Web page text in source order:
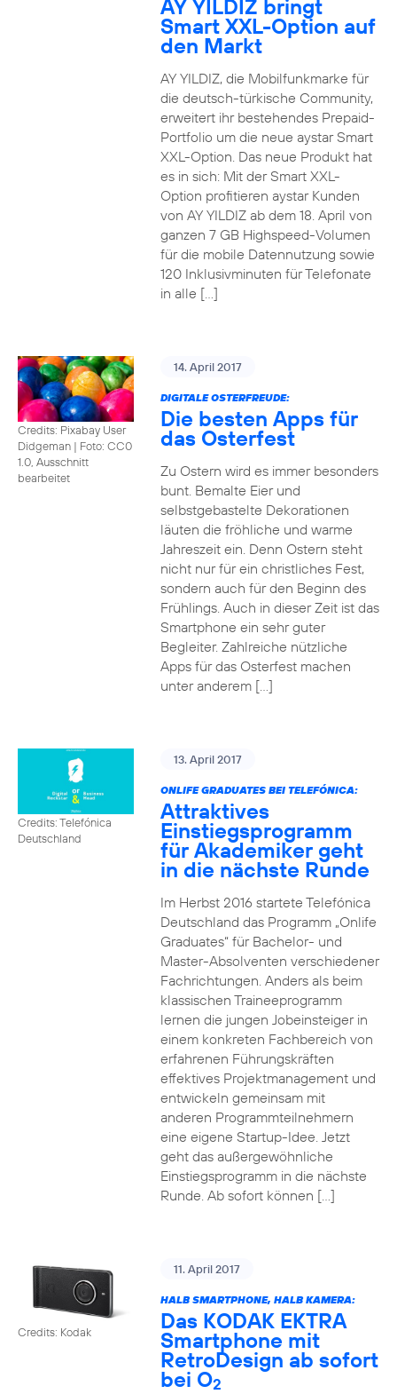
AY YILDIZ bringt
Smart XXL-Option auf
den Markt
AY YILDIZ, die Mobilfunkmarke für
die deutsch-türkische Community,
erweitert ihr bestehendes Prepaid-
Portfolio um die neue aystar Smart
XXL-Option. Das neue Produkt hat
es in sich: Mit der Smart XXL-
Option profitieren aystar Kunden
von AY YILDIZ ab dem 18. April von
ganzen 7 GB Highspeed-Volumen
für die mobile Datennutzung sowie
120 Inklusivminuten für Telefonate
in alle […]
Credits: Pixabay User
Didgeman | Foto: CC0
1.0, Ausschnitt
bearbeitet
14. April 2017
DIGITALE OSTERFREUDE:
Die besten Apps für
das Osterfest
Zu Ostern wird es immer besonders
bunt. Bemalte Eier und
selbstgebastelte Dekorationen
läuten die fröhliche und warme
Jahreszeit ein. Denn Ostern steht
nicht nur für ein christliches Fest,
sondern auch für den Beginn des
Frühlings. Auch in dieser Zeit ist das
Smartphone ein sehr guter
Begleiter. Zahlreiche nützliche
Apps für das Osterfest machen
unter anderem […]
Credits: Telefónica
Deutschland
13. April 2017
ONLIFE GRADUATES BEI TELEFÓNICA:
Attraktives
Einstiegsprogramm
für Akademiker geht
in die nächste Runde
Im Herbst 2016 startete Telefónica
Deutschland das Programm „Onlife
Graduates“ für Bachelor- und
Master-Absolventen verschiedener
Fachrichtungen. Anders als beim
klassischen Traineeprogramm
lernen die jungen Jobeinsteiger in
einem konkreten Fachbereich von
erfahrenen Führungskräften
effektives Projektmanagement und
entwickeln gemeinsam mit
anderen Programmteilnehmern
eine eigene Startup-Idee. Jetzt
geht das außergewöhnliche
Einstiegsprogramm in die nächste
Runde. Ab sofort können […]
Credits: Kodak
11. April 2017
HALB SMARTPHONE, HALB KAMERA:
Das KODAK EKTRA
Smartphone mit
RetroDesign ab sofort
bei O2